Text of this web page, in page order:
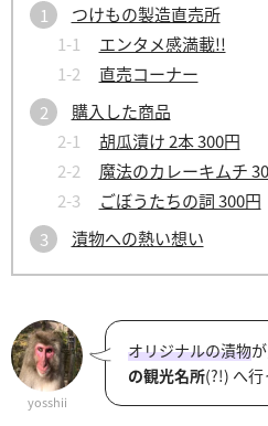
つけもの製造直売所
エンタメ感満載!!
直売コーナー
購入した商品
胡瓜漬け 2本 300円
魔法のカレーキムチ
ごぼうたちの詞 300円
漬物への熱い想い
yosshii
オリジナルの漬物
の観光名所(?!) へ行